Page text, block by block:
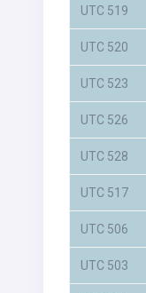
UTC 519
UTC 520
UTC 523
UTC 526
UTC 528
UTC 517
UTC 506
UTC 503